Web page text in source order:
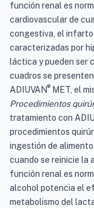
función renal es
cardiovascular de
congestiva, el infarto
caracterizadas por
láctica y pueden ser
cuadros se
ADIUVAN® MET, el
Procedimientos
tratamiento con
procedimientos
ingestión de
cuando se reinicie la
función renal es
alcohol potencia el
metabolismo del